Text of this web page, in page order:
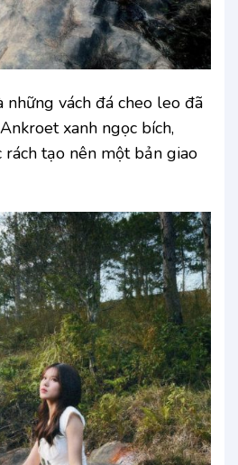
vách đá cheo leo đã
xanh ngọc bích,
rách tạo nên một bản giao